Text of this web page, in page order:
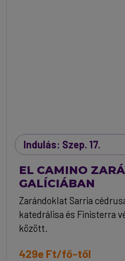
Indulás: Szep. 17.
EL CAMINO
GALÍCIÁBAN
Zarándoklat Sarria
katedrálisa és Finisterra
között.
429e Ft/fő-től